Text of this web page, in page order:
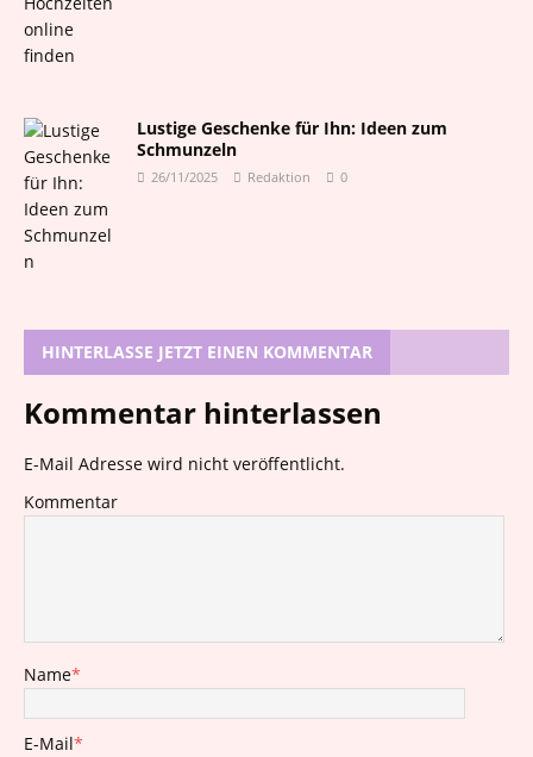
Lustige Geschenke für Ihn: Ideen zum
Schmunzeln
26/11/2025 Redaktion 0
HINTERLASSE JETZT EINEN KOMMENTAR
Kommentar hinterlassen
E-Mail Adresse wird nicht veröffentlicht.
Kommentar
Name*
E-Mail*